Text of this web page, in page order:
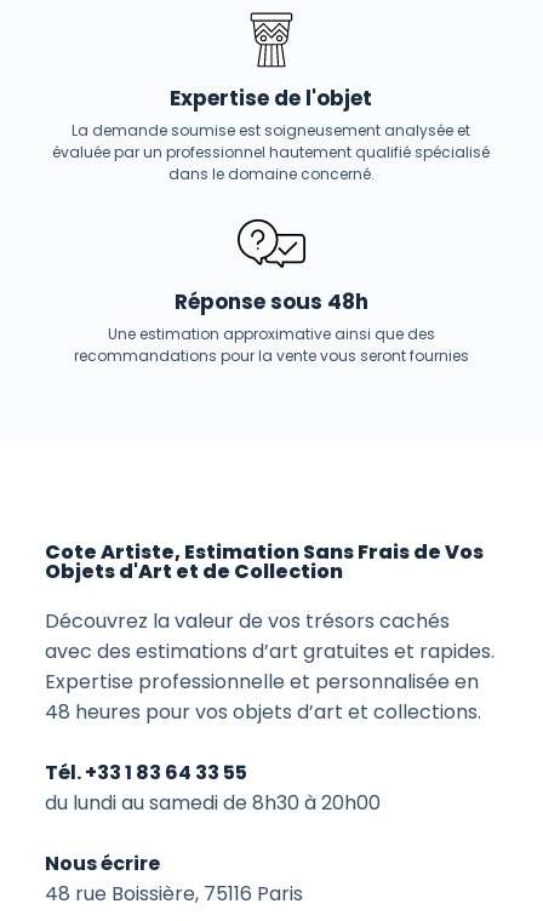
Expertise de l'objet
La demande soumise est soigneusement analysée et
évaluée par un professionnel hautement qualifié spécialisé
dans le domaine concerné.
Réponse sous 48h
Une estimation approximative ainsi que des
recommandations pour la vente vous seront fournies
Cote Artiste, Estimation Sans Frais de Vos
Objets d'Art et de Collection
Découvrez la valeur de vos trésors cachés
avec des estimations d’art gratuites et rapides.
Expertise professionnelle et personnalisée en
48 heures pour vos objets d’art et collections.
Tél. +33 1 83 64 33 55
du lundi au samedi de 8h30 à 20h00
Nous écrire
48 rue Boissière, 75116 Paris